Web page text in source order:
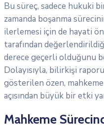
Bu süreç, sadece hukuki
zamanda boşanma
ilerlemesi için de hayati
tarafından
derece geçerli olduğunu
Dolayısıyla, bilirkişi
gösterilen özen,
açısından büyük bir etki
Mahkeme